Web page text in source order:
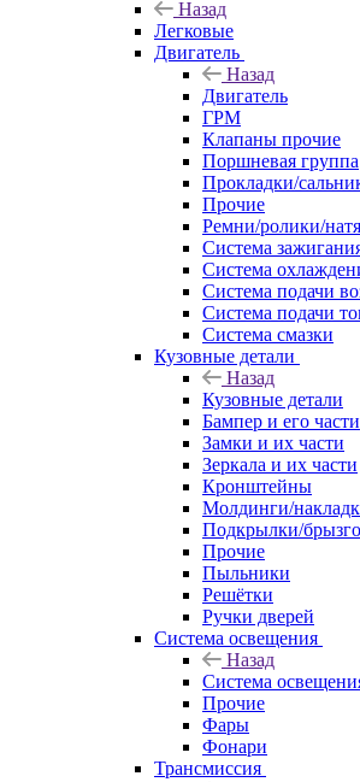
Назад
Легковые
Двигатель
Назад
Двигатель
ГРМ
Клапаны прочие
Поршневая группа
Прокладки/
Прочие
Ремни/ролики/
Система
Система
Система подачи
Система подачи
Система смазки
Кузовные детали
Назад
Кузовные детали
Бампер и его части
Замки и их части
Зеркала и их части
Кронштейны
Молдинги/
Подкрылки/
Прочие
Пыльники
Решётки
Ручки дверей
Система освещения
Назад
Система
Прочие
Фары
Фонари
Трансмиссия